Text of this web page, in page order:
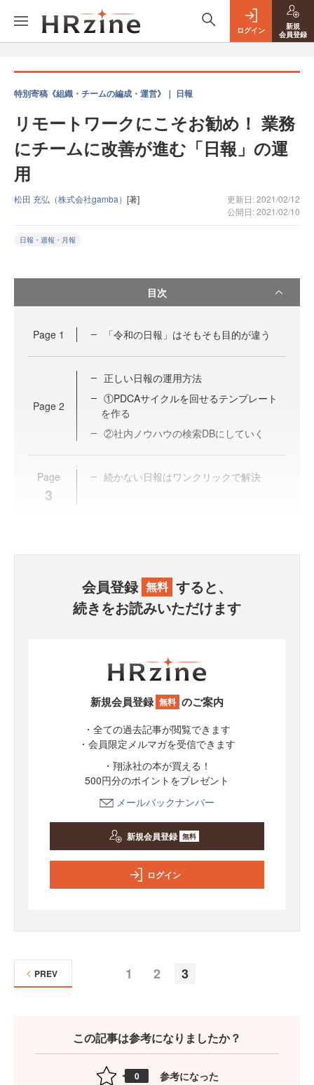
ログイン
新規
会員登録
特別寄稿《組織・チームの編成・運営》｜ 日報
リモートワークにこそお勧め！ 業務
にチームに改善が進む「日報」の運
用
松田 充弘（株式会社gamba） [著]
更新日: 2021/02/12
公開日: 2021/02/10
日報・週報・月報
目次
Page 1 「令和の日報」はそもそも目的が違う
Page 2
正しい日報の運用方法
①PDCAサイクルを回せるテンプレート
を作る
②社内ノウハウの検索DBにしていく
Page
3
続かない日報はワンクリックで解決
会員登録 無料 すると、
続きをお読みいただけます
新規会員登録 無料 のご案内
・全ての過去記事が閲覧できます
・会員限定メルマガを受信できます
・翔泳社の本が買える！
500円分のポイントをプレゼント
メールバックナンバー
新規会員登録 無料
ログイン
1 2 3
PREV
この記事は参考になりましたか？
0 参考になった